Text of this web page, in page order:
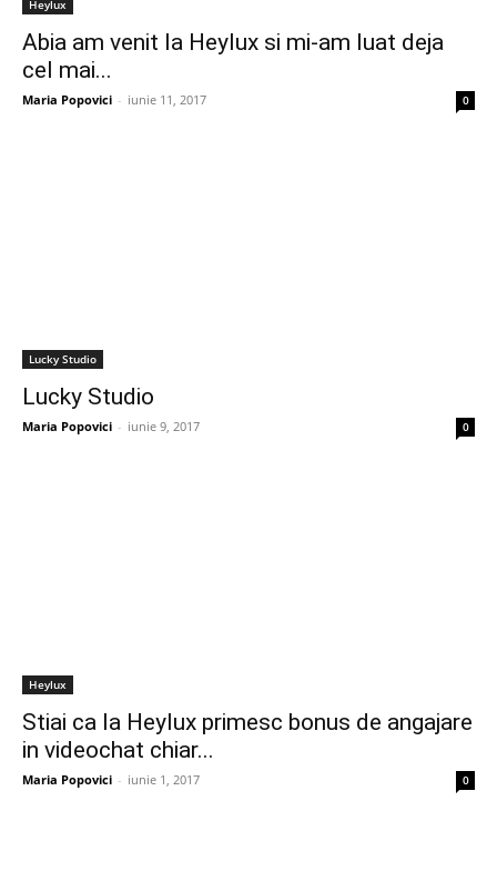
Heylux
Abia am venit la Heylux si mi-am luat deja
cel mai...
Maria Popovici - iunie 11, 2017 0
Lucky Studio
Lucky Studio
Maria Popovici - iunie 9, 2017 0
Heylux
Stiai ca la Heylux primesc bonus de angajare
in videochat chiar...
Maria Popovici - iunie 1, 2017 0